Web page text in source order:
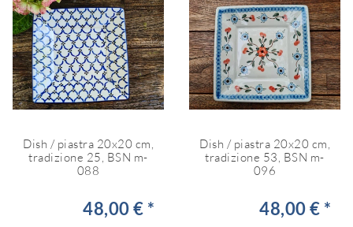
Dish / piastra 20x20 cm,
tradizione 25, BSN m-
088
48,00 € *
Dish / piastra 20x20 cm,
tradizione 53, BSN m-
096
48,00 € *